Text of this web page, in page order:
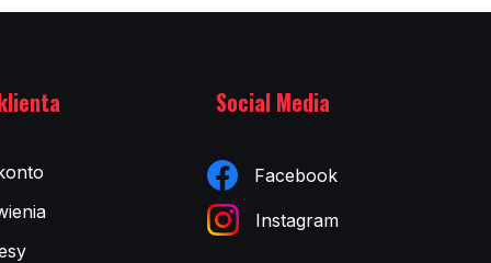
Social Media
Facebook
Instagram